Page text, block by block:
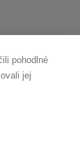
pohodlné
jej